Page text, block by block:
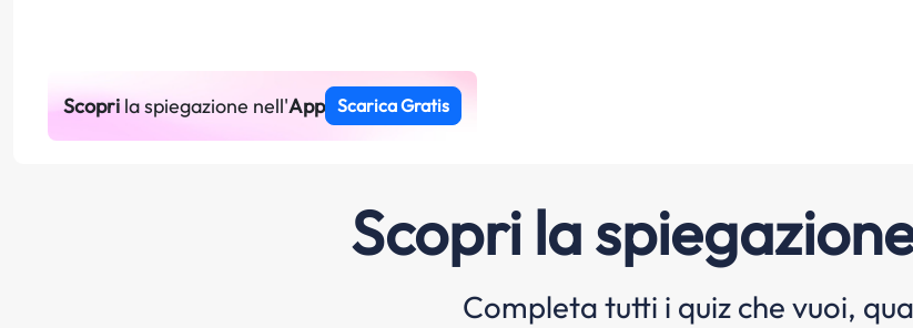
Scoprila spiegazione nell'App Scarica Gratis
Scopri la
Completa tutti i quiz che vuoi,